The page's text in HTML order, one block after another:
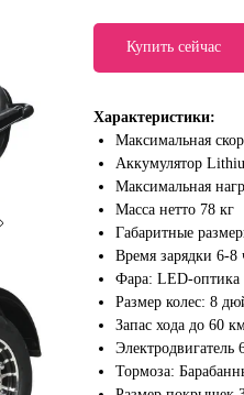
Купить сейчас
Характеристики:
Максимальная
Аккумулятор
Максимальная
Масса нетто 78 кг
Габаритные
Время зарядки 6-8
Фара: LED-оптика
Размер колес: 8
Запас хода до 60
Электродвигатель
Тормоза: